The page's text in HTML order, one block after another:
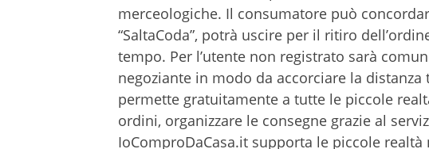
merceologiche. Il consumatore può
“SaltaCoda”, potrà uscire per il ritiro
tempo. Per l’utente non registrato sarà
negoziante in modo da accorciare la
permette gratuitamente a tutte le piccole
ordini, organizzare le consegne grazie al
IoComproDaCasa.it supporta le piccole